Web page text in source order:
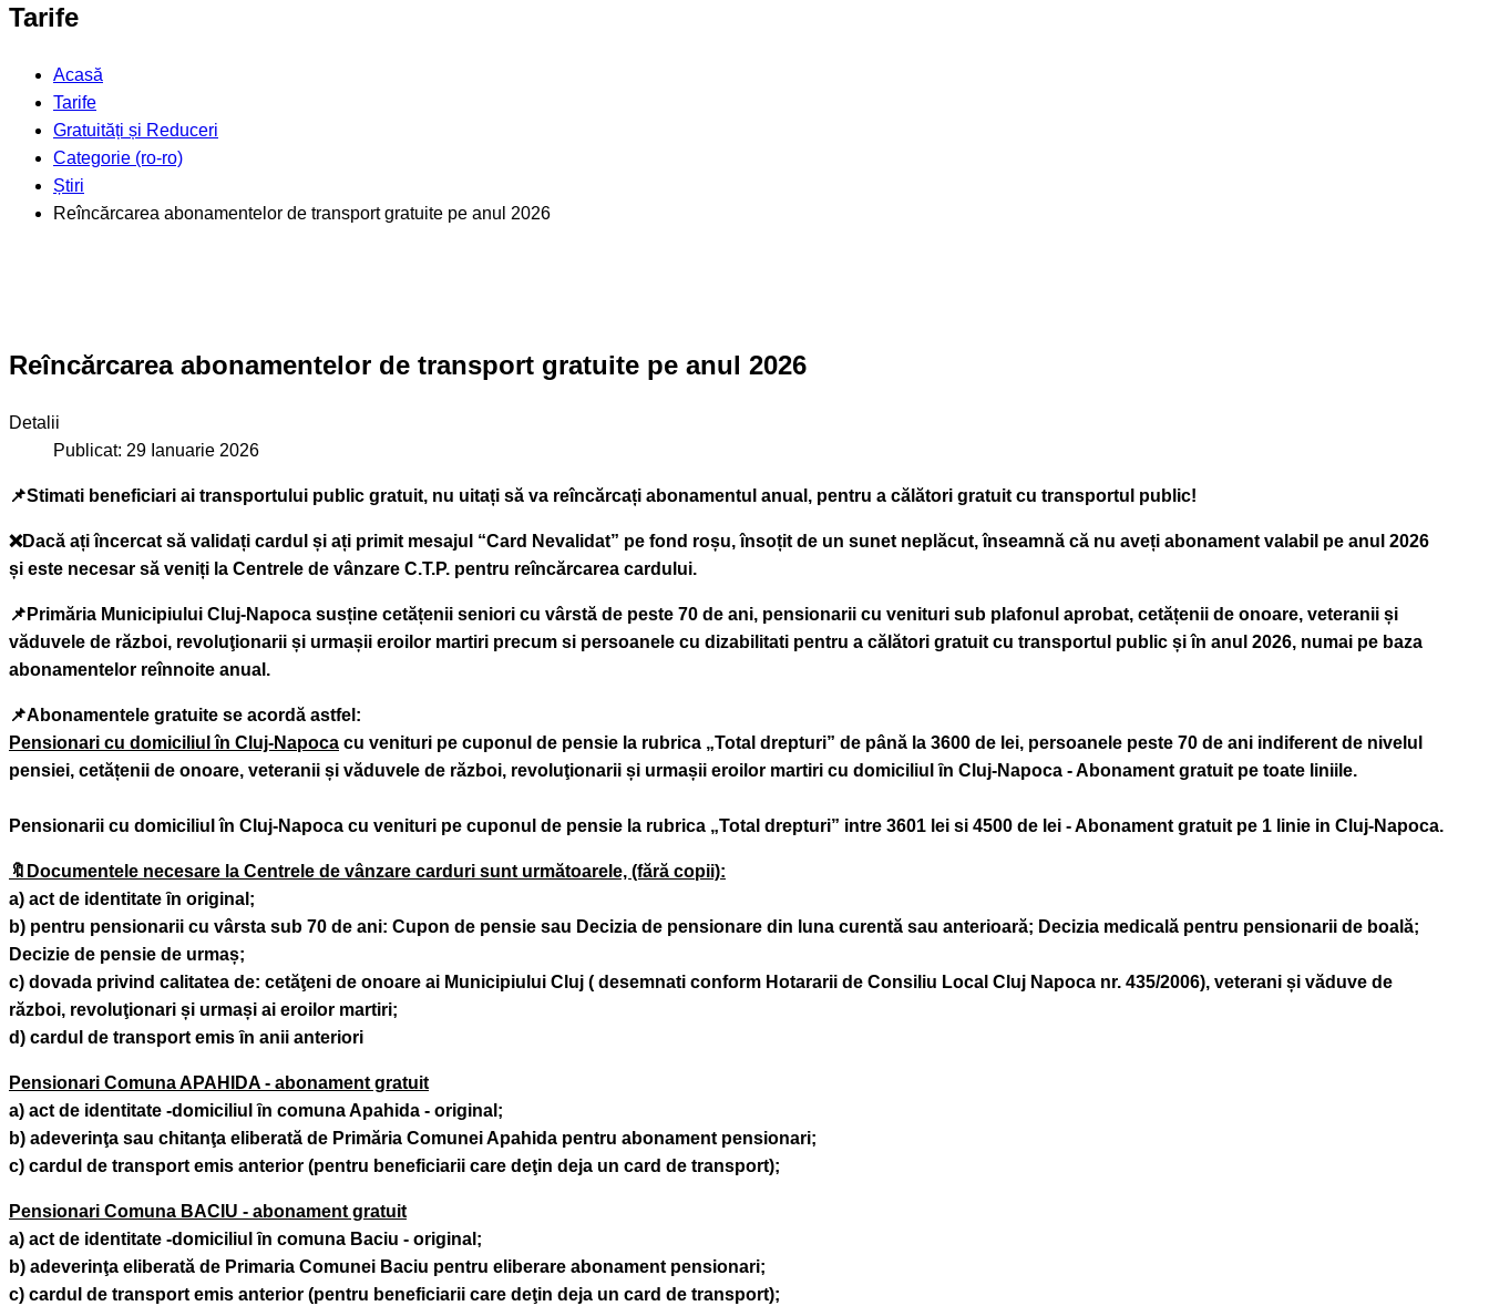
Tarife
Acasă
Tarife
Gratuități și Reduceri
Categorie (ro-ro)
Știri
Reîncărcarea abonamentelor de transport gratuite pe anul 2026
Reîncărcarea abonamentelor de transport gratuite pe anul 2026
Detalii
Publicat: 29 Ianuarie 2026
📌Stimati beneficiari ai transportului public gratuit, nu uitați să va reîncărcați abonamentul anual, pentru a călători gratuit cu transportul public!
❌Dacă ați încercat să validați cardul și ați primit mesajul “Card Nevalidat” pe fond roșu, însoțit de un sunet neplăcut, înseamnă că nu aveți abonament valabil pe anul 2026
și este necesar să veniți la Centrele de vânzare C.T.P. pentru reîncărcarea cardului.
📌Primăria Municipiului Cluj-Napoca susține cetățenii seniori cu vârstă de peste 70 de ani, pensionarii cu venituri sub plafonul aprobat, cetățenii de onoare, veteranii și
văduvele de război, revoluţionarii și urmașii eroilor martiri precum si persoanele cu dizabilitati pentru a călători gratuit cu transportul public și în anul 2026, numai pe baza
abonamentelor reînnoite anual.
📌Abonamentele gratuite se acordă astfel:
Pensionari cu domiciliul în Cluj-Napoca cu venituri pe cuponul de pensie la rubrica „Total drepturi” de până la 3600 de lei, persoanele peste 70 de ani indiferent de nivelul
pensiei, cetățenii de onoare, veteranii și văduvele de război, revoluţionarii și urmașii eroilor martiri cu domiciliul ȋn Cluj-Napoca -Abonament gratuit pe toate liniile.
Pensionarii cu domiciliul în Cluj-Napoca cu venituri pe cuponul de pensie la rubrica „Total drepturi” intre 3601 lei si 4500 de lei - Abonament gratuit pe 1 linie in Cluj-Napoca.
🔖Documentele necesare la Centrele de vânzare carduri sunt următoarele, (fără copii):
a) act de identitate ȋn original;
b) pentru pensionarii cu vârsta sub 70 de ani: Cupon de pensie sau Decizia de pensionare din luna curentă sau anterioară; Decizia medicală pentru pensionarii de boală;
Decizie de pensie de urmaș;
c) dovada privind calitatea de: cetăţeni de onoare ai Municipiului Cluj ( desemnati conform Hotararii de Consiliu Local Cluj Napoca nr. 435/2006), veterani și văduve de
război, revoluţionari și urmași ai eroilor martiri;
d) cardul de transport emis ȋn anii anteriori
Pensionari Comuna APAHIDA - abonament gratuit
a) act de identitate -domiciliul ȋn comuna Apahida - original;
b) adeverinţa sau chitanţa eliberată de Primăria Comunei Apahida pentru abonament pensionari;
c) cardul de transport emis anterior (pentru beneficiarii care deţin deja un card de transport);
Pensionari Comuna BACIU - abonament gratuit
a) act de identitate -domiciliul ȋn comuna Baciu - original;
b) adeverinţa eliberată de Primaria Comunei Baciu pentru eliberare abonament pensionari;
c) cardul de transport emis anterior (pentru beneficiarii care deţin deja un card de transport);